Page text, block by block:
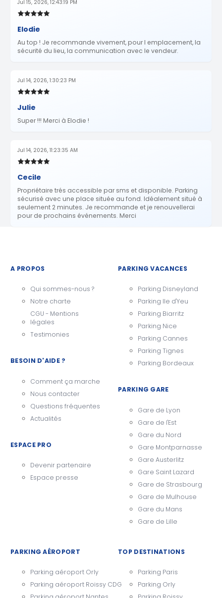
Jul 15, 2026, 12:43:19 PM
Elodie
Au top ! Je recommande vivement, pour l emplacement, la
sécurité du lieu, la communication avec le vendeur.
Jul 14, 2026, 1:30:23 PM
Julie
Super !!! Merci à Elodie !
Jul 14, 2026, 11:23:35 AM
Cecile
Propriétaire trés accessible par sms et disponible. Parking
sécurisé avec une place située au fond. Idéalement situé à
seulement 2 minutes. Je recommande et je renouvellerai
pour de prochains événements. Merci
A PROPOS
Qui sommes-nous ?
Notre charte
CGU - Mentions
légales
Testimonies
BESOIN D'AIDE ?
Comment ça marche
Nous contacter
Questions fréquentes
Actualités
ESPACE PRO
Devenir partenaire
Espace presse
PARKING VACANCES
Parking Disneyland
Parking Ile d'Yeu
Parking Biarritz
Parking Nice
Parking Cannes
Parking Tignes
Parking Bordeaux
PARKING GARE
Gare de Lyon
Gare de l'Est
Gare du Nord
Gare Montparnasse
Gare Austerlitz
Gare Saint Lazard
Gare de Strasbourg
Gare de Mulhouse
Gare du Mans
Gare de Lille
PARKING AÉROPORT
Parking aéroport Orly
Parking aéroport Roissy CDG
TOP DESTINATIONS
Parking Paris
Parking Orly